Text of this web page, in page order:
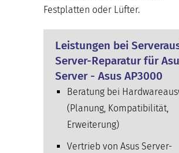
Festplatten oder Lüfter.
Leistungen bei
Server-Reparatur für
Server - Asus AP3000
Beratung bei
(Planung, Kompatibilität,
Erweiterung)
Vertrieb von Asus Server-